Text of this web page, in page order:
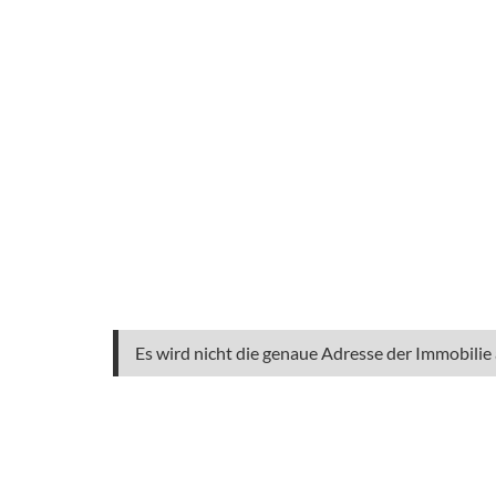
Es wird nicht die genaue Adresse der Immobilie